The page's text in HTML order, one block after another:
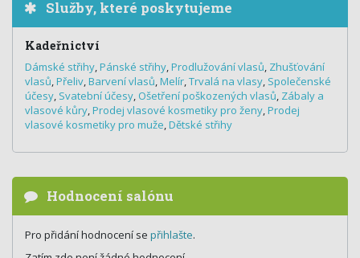
Služby, které poskytujeme
Kadeřnictví
Dámské střihy,Pánské střihy,Prodlužování vlasů, Zhušťování
vlasů,Přeliv,Barvení vlasů,Melír,Trvalá na vlasy, Společenské
účesy, Svatební účesy, Ošetření poškozených vlasů, Zábaly a
vlasové kůry,Prodej vlasové kosmetiky pro ženy,Prodej
vlasové kosmetiky pro muže,Dětské střihy
Hodnocení salónu
Pro přidání hodnocení se přihlašte.